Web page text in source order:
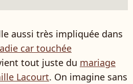
aussi très impliquée dans
car touchée
tout juste du mariage
Lacourt. On imagine sans